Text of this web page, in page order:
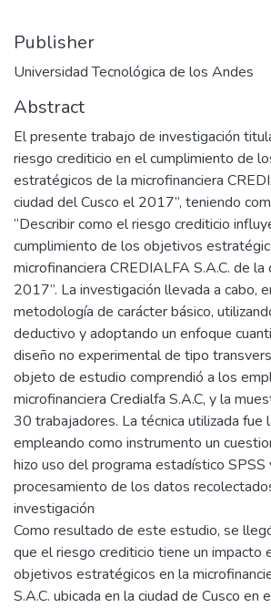
Publisher
Universidad Tecnológica de los Andes
Abstract
El presente trabajo de investigación
riesgo crediticio en el cumplimiento de
estratégicos de la microfinanciera
ciudad del Cusco el 2017”, teniendo
“Describir como el riesgo crediticio
cumplimiento de los objetivos
microfinanciera CREDIALFA S.A.C. de
2017”. La investigación llevada a cabo,
metodología de carácter básico,
deductivo y adoptando un enfoque
diseño no experimental de tipo
objeto de estudio comprendió a los
microfinanciera Credialfa S.A.C, y la
30 trabajadores. La técnica utilizada fue
empleando como instrumento un
hizo uso del programa estadístico
procesamiento de los datos
investigación
Como resultado de este estudio, se
que el riesgo crediticio tiene un impacto
objetivos estratégicos en la
S.A.C. ubicada en la ciudad de Cusco en